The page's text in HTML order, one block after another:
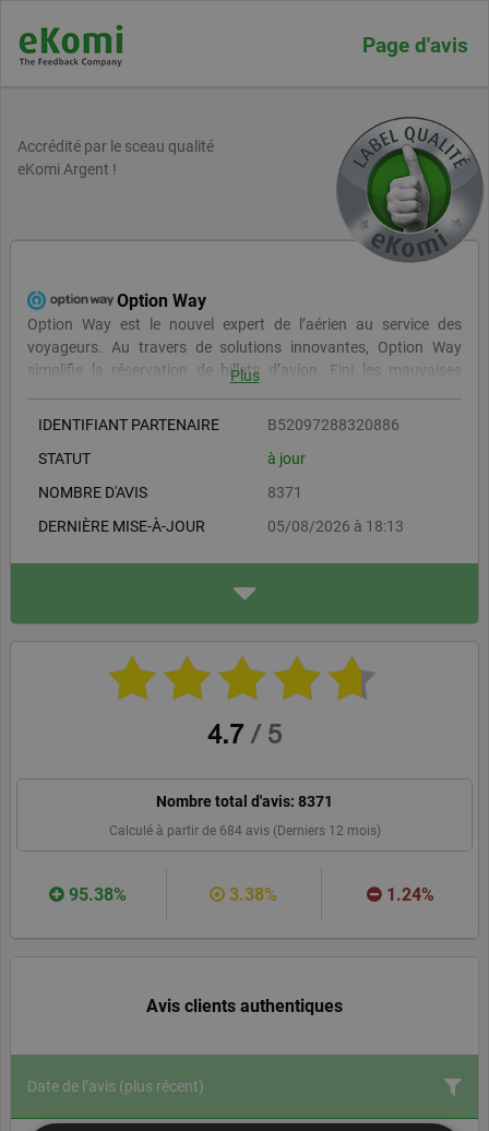
Page d'avis
Accrédité par le sceau qualité
eKomi Argent !
Option Way
Option Way est le nouvel expert de l’aérien au service des
voyageurs. Au travers de solutions innovantes, Option Way
simplifie la réservation de billets d’avion. Fini les mauvaises
d’inquiétude, nos experts de l’aérien sont toujours disponibles
française immatriculée auprès d'Atout France, agréée par
IATA.et membre de l’Association Professionnelle de Solidarité du
Plus
IDENTIFIANT PARTENAIRE
B52097288320886
STATUT
à jour
NOMBRE D'AVIS
8371
DERNIÈRE MISE-À-JOUR
05/08/2026 à 18:13
ADRESSE
Option Way
optionway.com
RECOMMANDER
4.7/ 5
Nombre total d'avis: 8371
Calculé à partir de 684avis (Derniers 12 mois)
95.38% 3.38% 1.24%
Avis clients authentiques
Date de l’avis (plus récent)